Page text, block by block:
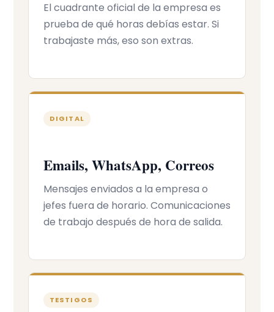
El cuadrante oficial de la empresa es
prueba de qué horas debías estar. Si
trabajaste más, eso son extras.
DIGITAL
Emails, WhatsApp, Correos
Mensajes enviados a la empresa o
jefes fuera de horario. Comunicaciones
de trabajo después de hora de salida.
TESTIGOS